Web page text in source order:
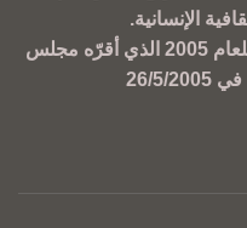
الإنسانية.
تم إنشاؤه بموجب القانون رقم/14/ للعام 2005 الذي أقرّه مجلس